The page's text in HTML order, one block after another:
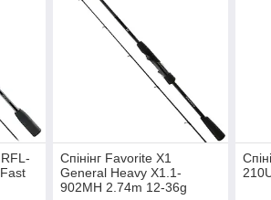
Спiнiнг Favorite X1
General Heavy X1.1-
902MH 2.74m 12-36g